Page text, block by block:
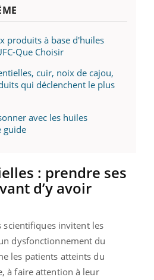
produits à base d'huiles
Que Choisir
cuir, noix de cajou,
qui déclenchent le plus
avec les huiles
guide
: prendre ses
d’y avoir
scientifiques invitent les
dysfonctionnement du
les patients atteints du
à faire attention à leur